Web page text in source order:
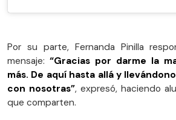
Por su parte, Fernanda Pinilla
mensaje: “Gracias por darme la
más. De aquí hasta allá y
con nosotras”, expresó, haciendo
que comparten.